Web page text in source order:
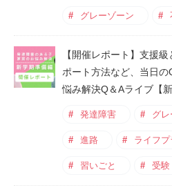
グレーゾーン
【開催レポート】支援
ポート方法など、当日
悩み解決Q＆Aライブ【
発達障害 グレ
進路 ライフ
習いごと 受験